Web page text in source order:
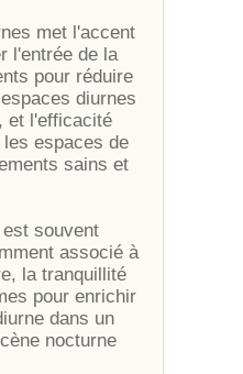
met l'accent
l'entrée de la
pour réduire
diurnes
et l'efficacité
espaces de
sains et
souvent
associé à
la tranquillité
pour enrichir
dans un
nocturne